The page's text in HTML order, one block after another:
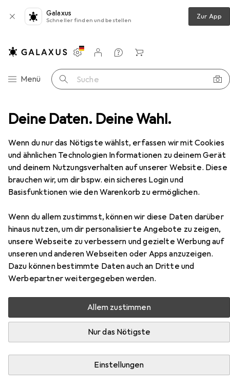
Deine Daten. Deine Wahl.
Wenn du nur das Nötigste wählst, erfassen wir mit Cookies
und ähnlichen Technologien Informationen zu deinem Gerät
und deinem Nutzungsverhalten auf unserer Website. Diese
brauchen wir, um dir bspw. ein sicheres Login und
Basisfunktionen wie den Warenkorb zu ermöglichen.
Wenn du allem zustimmst, können wir diese Daten darüber
hinaus nutzen, um dir personalisierte Angebote zu zeigen,
unsere Webseite zu verbessern und gezielte Werbung auf
unseren und anderen Webseiten oder Apps anzuzeigen.
Dazu können bestimmte Daten auch an Dritte und
Werbepartner weitergegeben werden.
Allem zustimmen
Nur das Nötigste
Einstellungen
Galaxus
Schneller finden und bestellen Zur App
Navigation nach Kategorien
Menü Suche
Einstellungen
Kundenkonto
Vergleichslisten
Merklisten
Warenkorb
presspappe, a4, 390 g/m2, 3-klappen, farbig sortiert
EUR
3,70 bei 3 Stück
Office ProductsGummizugmappe,
presspappe, a4, 390 g/m2, 3-klappen,
farbig sortiert
A4
Zubehör für Office Products
Gummizugmappe, presspappe,
a4, 390 g/m2, 3-klappen, farbig
sortiert
Hier findest du passendes Zubehör zum Produkt Office
klappen, farbig sortiert aus der Kategorie Ordner
Zubehör.